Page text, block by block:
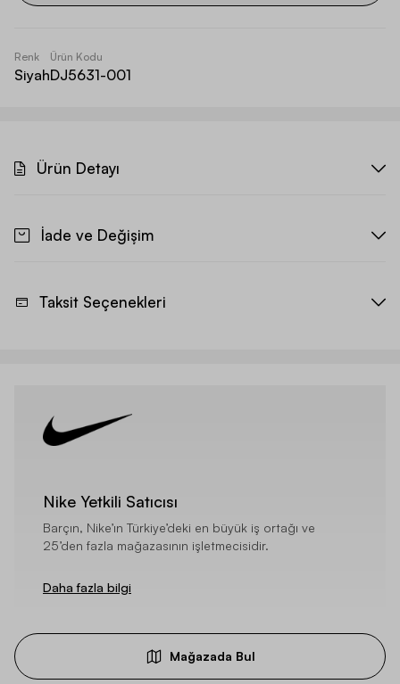
Renk
Siyah
Ürün Kodu
DJ5631-001
Ürün Detayı
İade ve Değişim
Taksit Seçenekleri
Nike Yetkili Satıcısı
Barçın, Nike’ın Türkiye’deki en büyük iş ortağı ve
25’den fazla mağazasının işletmecisidir.
Daha fazla bilgi
Mağazada Bul